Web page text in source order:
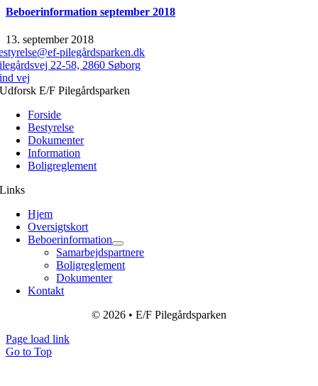
Beboerinformation september 2018
13. september 2018
pilegårdsparken.dk
22-58, 2860 Søborg
vej
Udforsk E/F Pilegårdsparken
Forside
Bestyrelse
Dokumenter
Information
Boligreglement
Links
Hjem
Oversigtskort
Beboerinformation
Samarbejdspartnere
Boligreglement
Dokumenter
Kontakt
© 2026 • E/F Pilegårdsparken
Page load link
Go to Top